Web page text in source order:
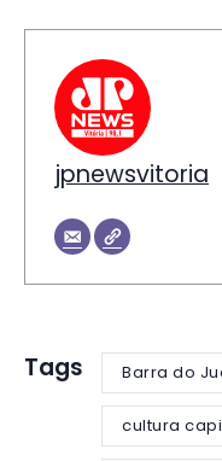
jpnewsvitoria
Tags Barra do
cultura